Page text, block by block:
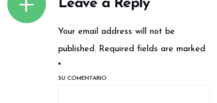
Leave a Reply
Your email address will not be
published. Required fields are marked
*
SU COMENTARIO